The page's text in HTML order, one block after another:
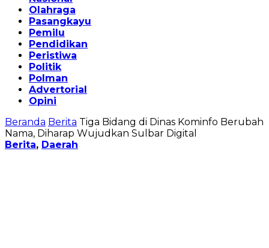
Olahraga
Pasangkayu
Pemilu
Pendidikan
Peristiwa
Politik
Polman
Advertorial
Opini
Beranda Berita Tiga Bidang di Dinas Kominfo Berubah
Nama, Diharap Wujudkan Sulbar Digital
Berita, Daerah